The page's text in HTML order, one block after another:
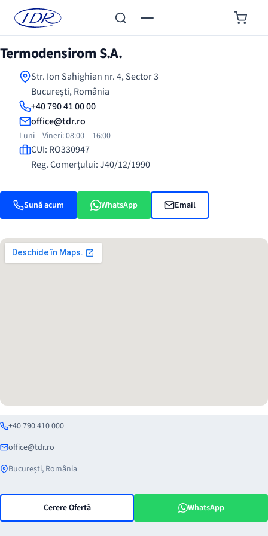
Termodensirom S.A.
Str. Ion Sahighian nr. 4, Sector 3
București, România
+40 790 41 00 00
office@tdr.ro
Luni – Vineri: 08:00 – 16:00
CUI: RO330947
Reg. Comerțului: J40/12/1990
Sună acum WhatsApp Email
+40 790 410 000
office@tdr.ro
București, România
Cerere Ofertă WhatsApp